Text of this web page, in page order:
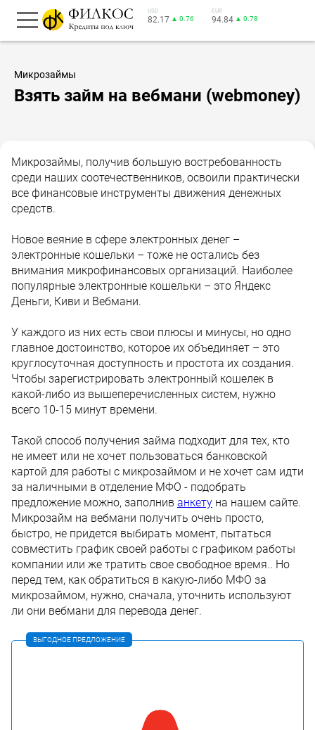
USD
82.17 ▲ 0.76
EUR
94.84 ▲ 0.78
Микрозаймы
Взять займ на вебмани (webmoney)
Микрозаймы, получив большую востребованность
среди наших соотечественников, освоили практически
все финансовые инструменты движения денежных
средств.
Новое веяние в сфере электронных денег –
электронные кошельки – тоже не остались без
внимания микрофинансовых организаций. Наиболее
популярные электронные кошельки – это Яндекс
Деньги, Киви и Вебмани.
У каждого из них есть свои плюсы и минусы, но одно
главное достоинство, которое их объединяет – это
круглосуточная доступность и простота их создания.
Чтобы зарегистрировать электронный кошелек в
какой-либо из вышеперечисленных систем, нужно
всего 10-15 минут времени.
Такой способ получения займа подходит для тех, кто
не имеет или не хочет пользоваться банковской
картой для работы с микрозаймом и не хочет сам идти
за наличными в отделение МФО - подобрать
предложение можно, заполнив анкету на нашем сайте.
Микрозайм на вебмани получить очень просто,
быстро, не придется выбирать момент, пытаться
совместить график своей работы с графиком работы
компании или же тратить свое свободное время.. Но
перед тем, как обратиться в какую-либо МФО за
микрозаймом, нужно, сначала, уточнить используют
ли они вебмани для перевода денег.
ВЫГОДНОЕ ПРЕДЛОЖЕНИЕ